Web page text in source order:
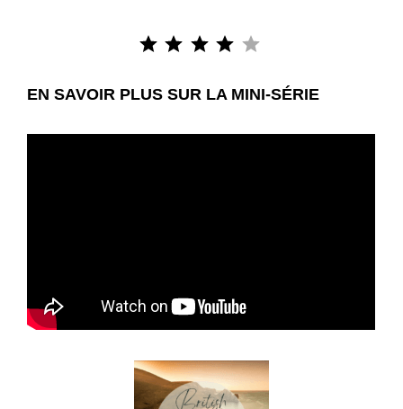
EN SAVOIR PLUS SUR LA MINI-SÉRIE